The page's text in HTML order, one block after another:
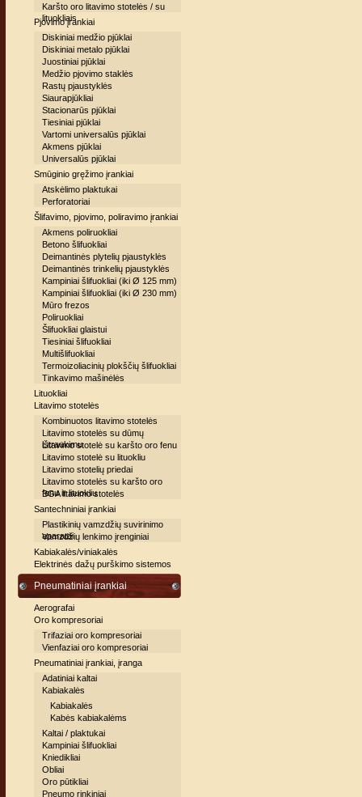
Karšto oro litavimo stotelės / su
lituokliais
Pjovimo įrankiai
Diskiniai medžio pjūklai
Diskiniai metalo pjūklai
Juostiniai pjūklai
Medžio pjovimo staklės
Rastų pjaustyklės
Siaurapjūkliai
Stacionarūs pjūklai
Tiesiniai pjūklai
Vartomi universalūs pjūklai
Akmens pjūklai
Universalūs pjūklai
Smūginio gręžimo įrankiai
Atskėlimo plaktukai
Perforatoriai
Šlifavimo, pjovimo, poliravimo įrankiai
Akmens poliruokliai
Betono šlifuokliai
Deimantinės plytelių pjaustyklės
Deimantinės trinkelių pjaustyklės
Kampiniai šlifuokliai (iki Ø 125 mm)
Kampiniai šlifuokliai (iki Ø 230 mm)
Mūro frezos
Poliruokliai
Šlifuokliai glaistui
Tiesiniai šlifuokliai
Multišlifuokliai
Termoizoliacinių plokščių šlifuokliai
Tinkavimo mašinėlės
Lituokliai
Litavimo stotelės
Kombinuotos litavimo stotelės
Litavimo stotelės su dūmų
ištraukimu
Litavimo stotelė su karšto oro fenu
Litavimo stotelė su lituokliu
Litavimo stotelių priedai
Litavimo stotelės su karšto oro
fenu ir lituokliu
BGA litavimo stotelės
Santechniniai įrankiai
Plastikinių vamzdžių suvirinimo
aparatai
Vamzdžių lenkimo įrenginiai
Kabiakalės/viniakalės
Elektrinės dažų purškimo sistemos
Pneumatiniai įrankiai
Aerografai
Oro kompresoriai
Trifaziai oro kompresoriai
Vienfaziai oro kompresoriai
Pneumatiniai įrankiai, įranga
Adatiniai kaltai
Kabiakalės
Kabiakalės
Kabės kabiakalėms
Kaltai / plaktukai
Kampiniai šlifuokliai
Kniedikliai
Obliai
Oro pūtikliai
Pneumo rinkiniai